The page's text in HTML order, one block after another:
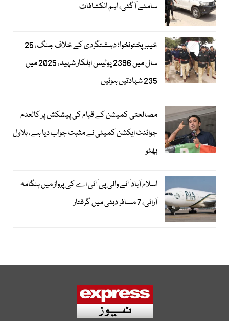
سامنے آگئی، اہم انکشافات
خیبرپختونخوا؛ دہشتگردی کے خلاف جنگ، 25
سال میں 2396 پولیس اہلکار شہید، 2025 میں
235 شہادتیں ہوئیں
مصالحتی کمیشن کے قیام کی پیشکش پر کالعدم
جوائنٹ ایکشن کمیٹی نے مثبت جواب دیا ہے، بلاول
بھٹو
اسلام آباد آنے والی پی آئی اے کی پرواز میں ہنگامہ
آرائی، 7 مسافر دبئی میں گرفتار